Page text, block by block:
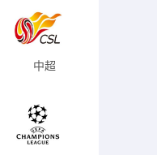
中超